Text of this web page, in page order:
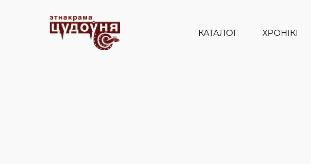
КАТАЛОГ ХРОНІКІ